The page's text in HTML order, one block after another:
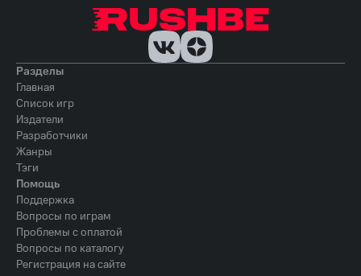
Разделы
Главная
Список игр
Издатели
Разработчики
Жанры
Тэги
Помощь
Поддержка
Вопросы по играм
Проблемы с оплатой
Вопросы по каталогу
Регистрация на сайте